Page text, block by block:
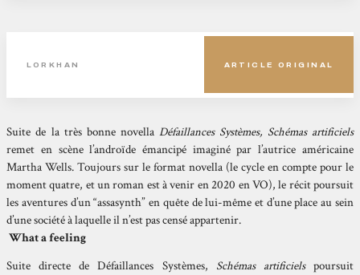
LORKHAN ARTICLE ORIGINAL
Suite de la très bonne novellaDéfaillances Systèmes, Schémas artificiels
remet en scène l’androïde émancipé imaginé par l’autrice américaine
Martha Wells. Toujours sur le format novella (le cycle en compte pour le
moment quatre, et un roman est à venir en 2020 en VO), le récit poursuit
les aventures d’un “assasynth” en quête de lui-même et d’une place au sein
d’une société à laquelle il n’est pas censé appartenir.
What a feeling
Suite directe de Défaillances Systèmes, Schémas artificielspoursuit